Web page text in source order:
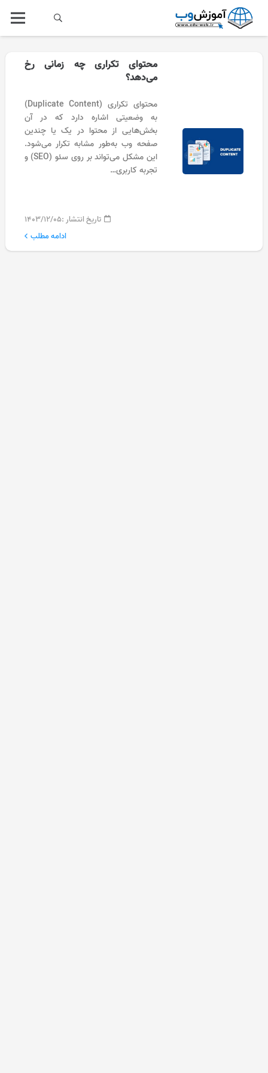
محتوای تکراری چه زمانی رخ
می‌دهد؟
محتوای تکراری (Duplicate Content)
به وضعیتی اشاره دارد که در آن
بخش‌هایی از محتوا در یک یا چندین
صفحه وب به‌طور مشابه تکرار می‌شود.
این مشکل می‌تواند بر روی سئو (SEO) و
تجربه کاربری…
تاریخ انتشار :۱۴۰۳/۱۲/۰۵
ادامه مطلب